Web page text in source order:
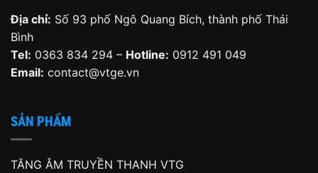
Địa chỉ: Số 93 phố Ngô Quang Bích, thành phố Thái
Bình
Tel: 0363 834 294 – Hotline: 0912 491 049
Email: contact@vtge.vn
SẢN PHẨM
TĂNG ÂM TRUYỀN THANH VTG